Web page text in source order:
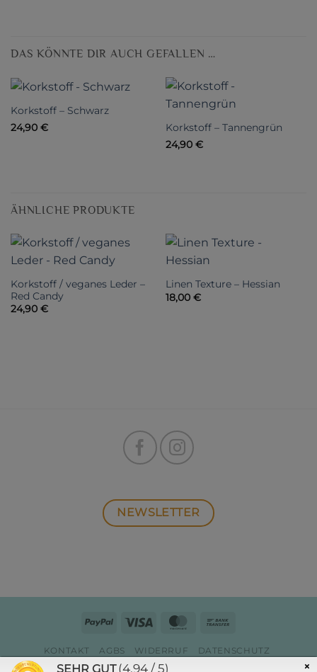
DAS KÖNNTE DIR AUCH GEFALLEN …
Korkstoff – Schwarz
24,90 €
Korkstoff – Tannengrün
24,90 €
ÄHNLICHE PRODUKTE
Korkstoff / veganes Leder –
Red Candy
24,90 €
Linen Texture – Hessian
18,00 €
NEWSLETTER
PayPal Visa MasterCard
KONTAKT AGBS WIDERRUF
DATENSCHUTZ
ZAHLUNG & VERSAND
IMPRESSUM ×
SEHR GUT (4.94 / 5)